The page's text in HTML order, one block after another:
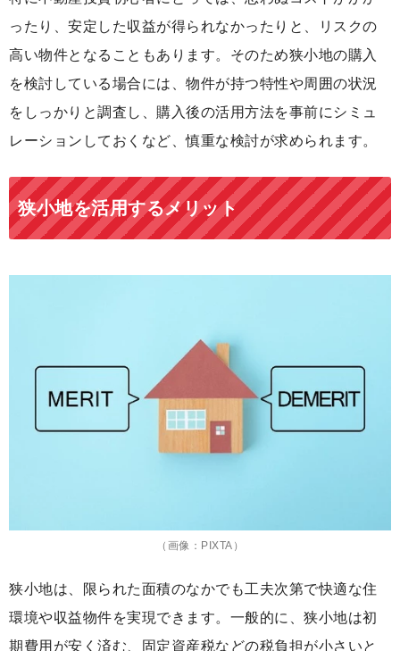
ったり、安定した収益が得られなかったりと、リスクの
高い物件となることもあります。そのため狭小地の購入
を検討している場合には、物件が持つ特性や周囲の状況
をしっかりと調査し、購入後の活用方法を事前にシミュ
レーションしておくなど、慎重な検討が求められます。
狭小地を活用するメリット
（画像：PIXTA）
狭小地は、限られた面積のなかでも工夫次第で快適な住
環境や収益物件を実現できます。一般的に、狭小地は初
期費用が安く済む、固定資産税などの税負担が小さいと